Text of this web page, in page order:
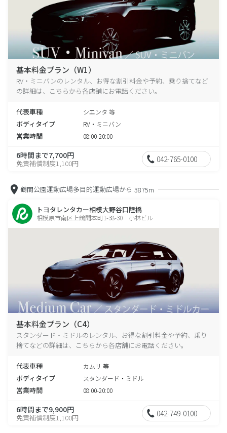
基本料金プラン（W1）
RV・ミニバンのレンタル、お得な割引料金や予約、乗り捨てなど
の詳細は、こちらから各店舗にお電話ください。
代表車種 シエンタ 等
ボディタイプ RV・ミニバン
営業時間 08:00-20:00
6時間まで7,700円
免責補償制度1,100円 042-765-0100
鶴間公園運動広場多目的運動広場から 3875m
トヨタレンタカー相模大野谷口陸橋
相模原市南区上鶴間本町1-38-30 小林ビル
基本料金プラン（C4）
スタンダード・ミドルのレンタル、お得な割引料金や予約、乗り
捨てなどの詳細は、こちらから各店舗にお電話ください。
代表車種 カムリ 等
ボディタイプ スタンダード・ミドル
営業時間 08:00-20:00
6時間まで9,900円
免責補償制度1,100円 042-749-0100